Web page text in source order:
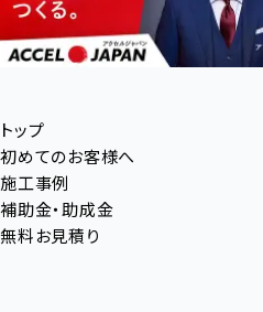
トップ
初めてのお客様へ
施工事例
補助金・助成金
無料お見積り